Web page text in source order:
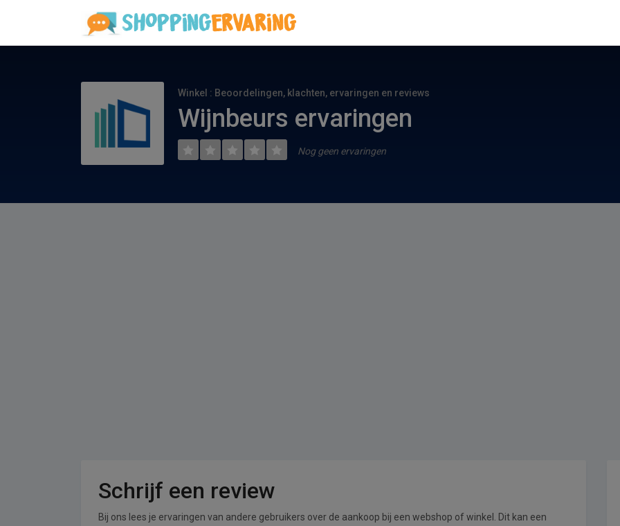
Winkel : Beoordelingen, klachten, ervaringen en reviews
Wijnbeurs ervaringen
Nog geen ervaringen
Schrijf een review
Bij ons lees je ervaringen van andere gebruikers over de aankoop bij een webshop of winkel. Dit kan een